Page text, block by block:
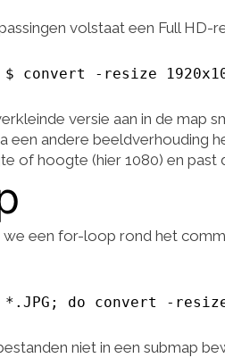
volstaat een Full HD-
convert -resize
versie aan in de map
een andere beeldverhouding
of hoogte (hier 1080) en
een for-loop rond het
do convert -
niet in een submap